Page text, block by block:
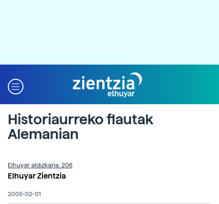
Historiaurreko flautak
Alemanian
Elhuyar aldizkaria: 206
Elhuyar Zientzia
2005-02-01